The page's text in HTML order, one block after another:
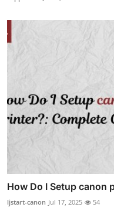
How Do I Setup canon
ljstart-canon Jul 17, 2025 54